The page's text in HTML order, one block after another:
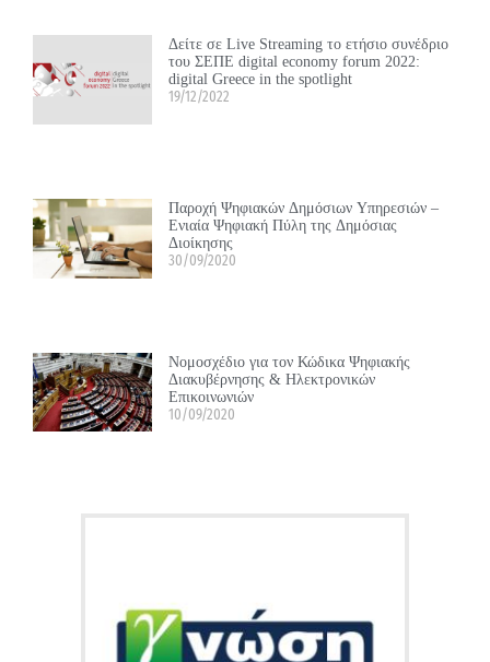
Δείτε σε Live Streaming το ετήσιο συνέδριο
του ΣΕΠΕ digital economy forum 2022:
digital Greece in the spotlight
19/12/2022
Παροχή Ψηφιακών Δημόσιων Υπηρεσιών –
Ενιαία Ψηφιακή Πύλη της Δημόσιας
Διοίκησης
30/09/2020
Νομοσχέδιο για τον Κώδικα Ψηφιακής
Διακυβέρνησης & Ηλεκτρονικών
Επικοινωνιών
10/09/2020